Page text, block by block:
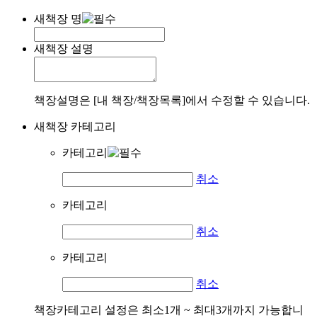
새책장 명
새책장 설명
책장설명은 [내 책장/책장목록]에서 수정할 수 있습니다.
새책장 카테고리
카테고리
취소
카테고리
취소
카테고리
취소
책장카테고리 설정은 최소1개 ~ 최대3개까지 가능합니